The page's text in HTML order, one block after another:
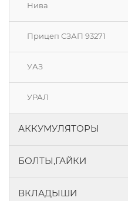
Нива
Прицеп СЗАП 93271
УАЗ
УРАЛ
АККУМУЛЯТОРЫ
БОЛТЫ,ГАЙКИ
ВКЛАДЫШИ